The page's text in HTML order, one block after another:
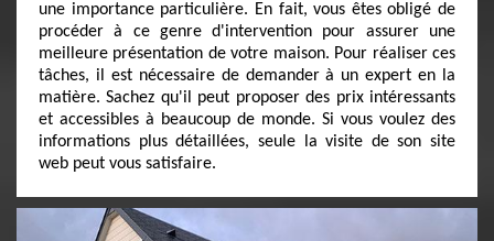
une importance particulière. En fait, vous êtes obligé de
procéder à ce genre d'intervention pour assurer une
meilleure présentation de votre maison. Pour réaliser ces
tâches, il est nécessaire de demander à un expert en la
matière. Sachez qu'il peut proposer des prix intéressants
et accessibles à beaucoup de monde. Si vous voulez des
informations plus détaillées, seule la visite de son site
web peut vous satisfaire.